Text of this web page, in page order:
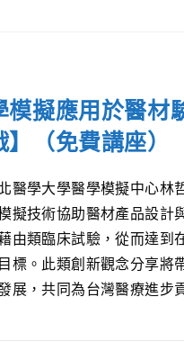
模擬應用於醫材
（免費講座）
醫學大學醫學模擬中心林
擬技術協助醫材產品設計
由類臨床試驗，從而達到
標。此類創新觀念分享將
展，共同為台灣醫療進步